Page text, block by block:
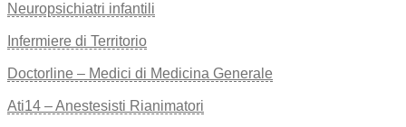
Neuropsichiatri infantili
Infermiere di Territorio
Doctorline – Medici di Medicina Generale
Ati14 – Anestesisti Rianimatori